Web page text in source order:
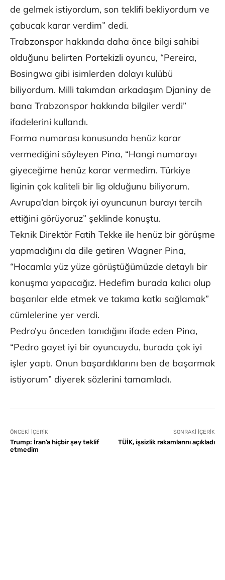
de gelmek istiyordum, son teklifi bekliyordum ve
çabucak karar verdim” dedi.
Trabzonspor hakkında daha önce bilgi sahibi
olduğunu belirten Portekizli oyuncu, “Pereira,
Bosingwa gibi isimlerden dolayı kulübü
biliyordum. Milli takımdan arkadaşım Djaniny de
bana Trabzonspor hakkında bilgiler verdi”
ifadelerini kullandı.
Forma numarası konusunda henüz karar
vermediğini söyleyen Pina, “Hangi numarayı
giyeceğime henüz karar vermedim. Türkiye
liginin çok kaliteli bir lig olduğunu biliyorum.
Avrupa’dan birçok iyi oyuncunun burayı tercih
ettiğini görüyoruz” şeklinde konuştu.
Teknik Direktör Fatih Tekke ile henüz bir görüşme
yapmadığını da dile getiren Wagner Pina,
“Hocamla yüz yüze görüştüğümüzde detaylı bir
konuşma yapacağız. Hedefim burada kalıcı olup
başarılar elde etmek ve takıma katkı sağlamak”
cümlelerine yer verdi.
Pedro’yu önceden tanıdığını ifade eden Pina,
“Pedro gayet iyi bir oyuncuydu, burada çok iyi
işler yaptı. Onun başardıklarını ben de başarmak
istiyorum” diyerek sözlerini tamamladı.
ÖNCEKI İÇERIK
Trump: İran’a hiçbir şey teklif
etmedim
SONRAKI İÇERIK
TÜİK, işsizlik rakamlarını açıkladı